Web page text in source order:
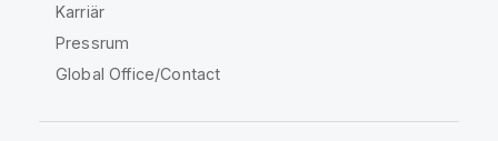
Karriär
Pressrum
Global Office/Contact